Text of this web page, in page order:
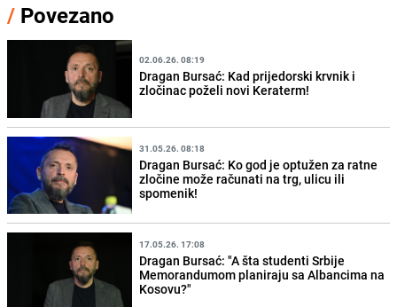
/ Povezano
02.06.26. 08:19
Dragan Bursać: Kad prijedorski krvnik i
zločinac poželi novi Keraterm!
31.05.26. 08:18
Dragan Bursać: Ko god je optužen za ratne
zločine može računati na trg, ulicu ili
spomenik!
17.05.26. 17:08
Dragan Bursać: "A šta studenti Srbije
Memorandumom planiraju sa Albancima na
Kosovu?"